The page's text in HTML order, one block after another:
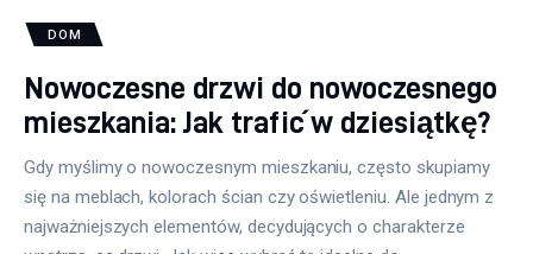
DOM
Nowoczesne drzwi do nowoczesnego
mieszkania: Jak trafić w dziesiątkę?
Gdy myślimy o nowoczesnym mieszkaniu, często skupiamy
się na meblach, kolorach ścian czy oświetleniu. Ale jednym z
najważniejszych elementów, decydujących o charakterze